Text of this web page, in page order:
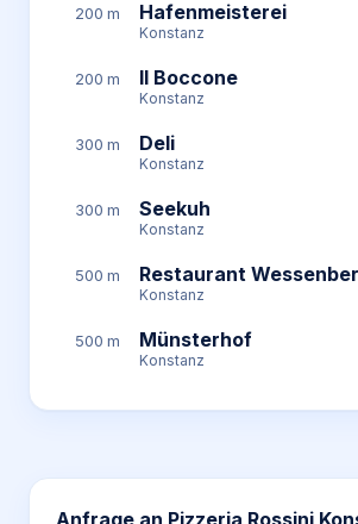
200 m Hafenmeisterei
Konstanz
200 m Il Boccone
Konstanz
300 m Deli
Konstanz
300 m Seekuh
Konstanz
500 m Restaurant
Konstanz
500 m Münsterhof
Konstanz
Anfrage an Pizzeria Rossini